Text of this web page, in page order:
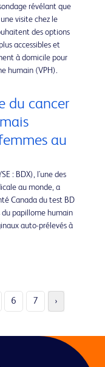
révélant que
visite chez le
des options
accessibles et
à domicile pour
humain (VPH).
du cancer
au
: BDX), l'une des
au monde, a
Canada du test BD
du papillome humain
auto-prélevés à
6 7 ›